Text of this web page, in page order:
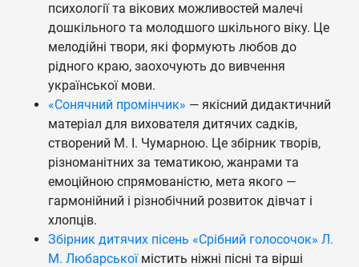
психології та вікових можливостей малечі
дошкільного та молодшого шкільного віку. Це
мелодійні твори, які формують любов до
рідного краю, заохочують до вивчення
української мови.
«Сонячний промінчик» — якісний дидактичний
матеріал для вихователя дитячих садків,
створений М. І. Чумарною. Це збірник творів,
різноманітних за тематикою, жанрами та
емоційною спрямованістю, мета якого —
гармонійний і різнобічний розвиток дівчат і
хлопців.
Збірник дитячих пісень «Срібний голосочок» Л.
М. Любарськоїмістить ніжні пісні та вірші